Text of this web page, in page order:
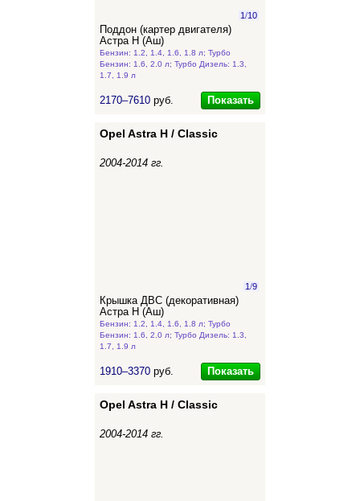
1/10
Поддон (картер двигателя)
Астра Н (Аш)
Бензин: 1.2, 1.4, 1.6, 1.8 л; Турбо
Бензин: 1.6, 2.0 л; Турбо Дизель: 1.3,
1.7, 1.9 л
2170–7610 руб. Показать
Opel Astra H / Classic
2004-2014 гг.
1/9
Крышка ДВС (декоративная)
Астра Н (Аш)
Бензин: 1.2, 1.4, 1.6, 1.8 л; Турбо
Бензин: 1.6, 2.0 л; Турбо Дизель: 1.3,
1.7, 1.9 л
1910–3370 руб. Показать
Opel Astra H / Classic
2004-2014 гг.